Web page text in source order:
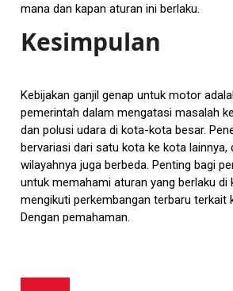
mana dan kapan aturan ini berlaku.
Kesimpulan
Kebijakan ganjil genap untuk motor
pemerintah dalam mengatasi masalah
dan polusi udara di kota-kota besar.
bervariasi dari satu kota ke kota lainnya,
wilayahnya juga berbeda. Penting bagi
untuk memahami aturan yang berlaku di
mengikuti perkembangan terbaru terkait
Dengan pemahaman.